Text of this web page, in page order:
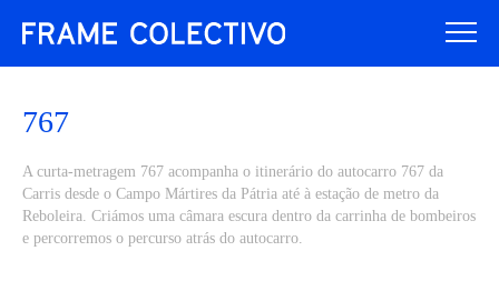
767
A curta-metragem 767 acompanha o itinerário do autocarro 767 da
Carris desde o Campo Mártires da Pátria até à estação de metro da
Reboleira. Criámos uma câmara escura dentro da carrinha de bombeiros
e percorremos o percurso atrás do autocarro.